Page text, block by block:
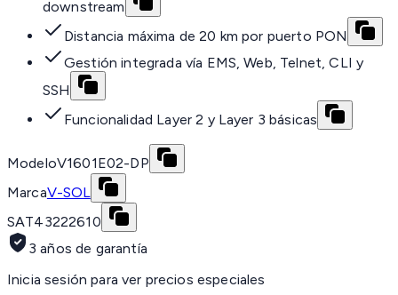
downstream
Distancia máxima de 20 km por puerto PON
Gestión integrada vía EMS, Web, Telnet, CLI y
SSH
Funcionalidad Layer 2 y Layer 3 básicas
ModeloV1601E02-DP
MarcaV-SOL
SAT43222610
3 años de garantía
Inicia sesión para ver precios especiales